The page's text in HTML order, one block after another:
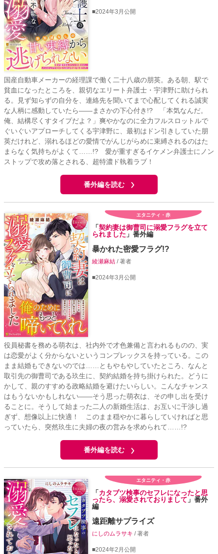
■2024年3月公開
国産自動車メーカーの経理課で働く二十八歳の朋英。ある朝、駅で
貧血になったところを、親切なエリート弁護士・宇津野に助けられ
る。見ず知らずの自分を、連絡先を聞いてまで心配してくれる誠実
な人柄に感動していたら――まさかの下心付き!? 「本気なんだ。
俺、結構尽くすタイプだよ？」爽やかなのに全力フルスロットルで
ぐいぐいアプローチしてくる宇津野に、最初はドン引きしていた朋
英だけれど、溺れるほどの愛情でがんじがらめに束縛されるのはた
まらなく気持ちがよくて……!? 愛が重すぎるイケメン弁護士にノン
ストップで攻め落とされる、超特濃ド執着ラブ！
番外編を読む
エタニティ・赤
「契約妻は御曹司に溺愛フラグを立て
られました 」番外編
暴かれた密愛フラグ!?
綾瀬麻結/ 著者
■2024年3月公開
役員秘書を務める萌衣は、社内外で才色兼備と言われるものの、実
は恋愛がよく分からないというコンプレックスを持っている。この
まま結婚もできないのでは……ともやもやしていたところ、なんと
取引先の御曹司である玖生に、契約結婚を持ち掛けられた。どうに
かして、親のすすめる政略結婚を避けたいらしい。こんなチャンス
はもうないかもしれない――そう思った萌衣は、その申し出を受け
ることに。そうして始まった二人の新婚生活は、お互いに干渉し過
ぎず、想像以上に快適！ このまま穏やかに暮らしていければと思
っていたら、突然玖生に夫婦の夜の営みを求められて……!?
番外編を読む
エタニティ・赤
「カタブツ検事のセフレになったと思
ったら、溺愛されておりまして 」番外
編
遠距離サプライズ
にしのムラサキ/ 著者
■2024年2月公開